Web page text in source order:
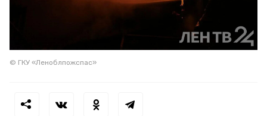
© ГКУ «Леноблпожспас»